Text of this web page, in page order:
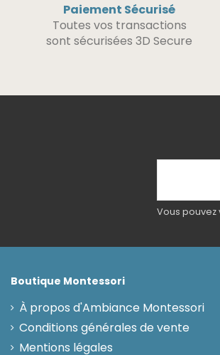
Paiement Sécurisé
Toutes vos transactions
sont sécurisées 3D Secure
Vous
Boutique Montessori
À propos d'Ambiance Montessori
Conditions générales de vente
Mentions légales